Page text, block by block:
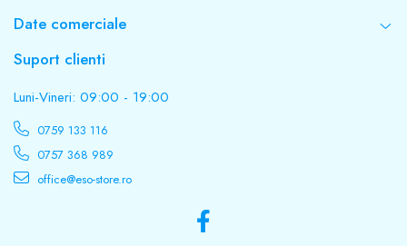
Unda sinusoidala
Simulata
1 x 12V - 9,6Ah
Date comerciale
Suport clienti
Luni-Vineri: 09:00 - 19:00
0759 133 116
0757 368 989
office@eso-store.ro